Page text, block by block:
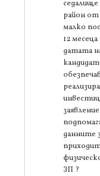
седалище
район от
малко
12
датата
данните
ЗП ?